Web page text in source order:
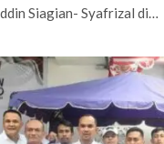
Siagian- Syafrizal di…